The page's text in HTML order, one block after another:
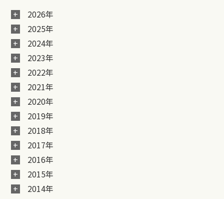
2026年
2025年
2024年
2023年
2022年
2021年
2020年
2019年
2018年
2017年
2016年
2015年
2014年